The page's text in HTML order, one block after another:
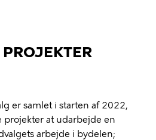
er samlet i starten af 2022,
projekter at udarbejde en
arbejde i bydelen;